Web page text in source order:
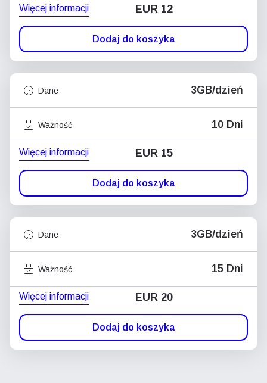
Więcej informacji EUR 12
Dodaj do koszyka
Dane 3GB/dzień
Ważność 10 Dni
Więcej informacji EUR 15
Dodaj do koszyka
Dane 3GB/dzień
Ważność 15 Dni
Więcej informacji EUR 20
Dodaj do koszyka